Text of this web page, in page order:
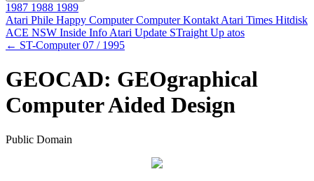
1987 1988 1989
Atari Phile Happy ComputerComputer Kontakt Atari Times Hitdisk
ACE NSW Inside Info Atari Update STraight Up atos
← ST-Computer 07 / 1995
GEOCAD: GEOgraphical
Computer Aided Design
Public Domain